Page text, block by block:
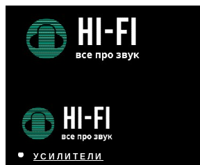
НАУШНИКИ
АКУСТИКА
УСИЛИТЕЛИ